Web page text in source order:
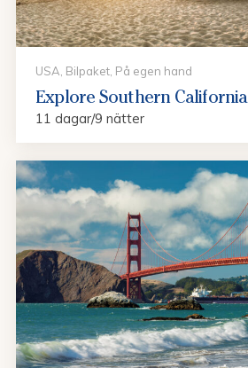
USA, Bilpaket, På egen hand
Explore Southern California
11 dagar/9 nätter